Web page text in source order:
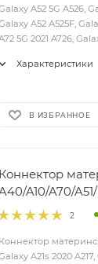
A52 5G A526,
A52 A525F,
5G 2021 A726,
Характеристики
В ИЗБРАННОЕ
Коннектор
A10/A70/
2
Коннектор
A21s 2020